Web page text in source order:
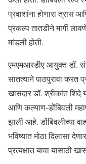
प्रवाशांना होणारा त्रास
प्रकल्प तातडीने मार्गी
मांडली होती.
एमएमआरडीए आयुक्त डॉ.
सातत्याने पाठपुरावा करत
खासदार डॉ. श्रीकांत शिंदे
आणि कल्याण-डोंबिवली
झाली आहे. डोंबिवलीच्या
भविष्यात मोठा दिलासा
प्रत्यक्षात यावा यासाठी